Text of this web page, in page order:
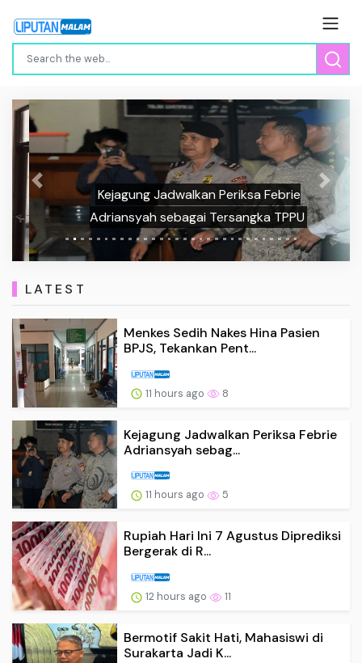
Kejagung Jadwalkan Periksa Febrie
Adriansyah sebagai Tersangka TPPU
Previous Next
LATEST
Menkes Sedih Nakes Hina Pasien
BPJS, Tekankan Pent...
11 hours ago 8
Kejagung Jadwalkan Periksa Febrie
Adriansyah sebag...
11 hours ago 5
Rupiah Hari Ini 7 Agustus Diprediksi
Bergerak di R...
12 hours ago 11
Bermotif Sakit Hati, Mahasiswi di
Surakarta Jadi K...